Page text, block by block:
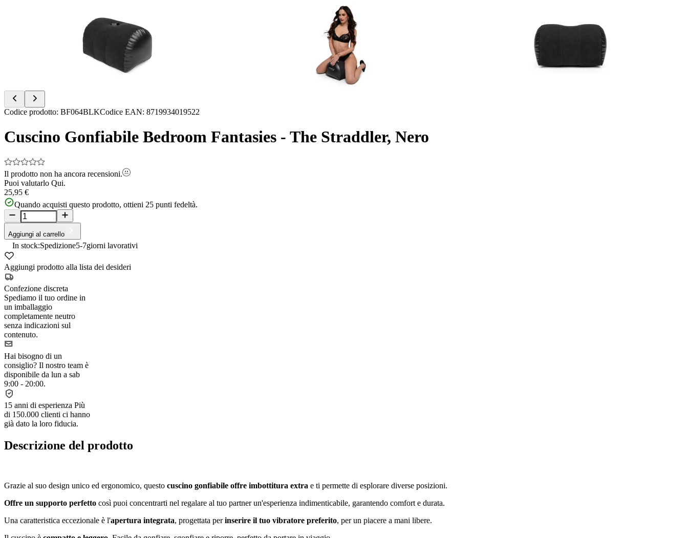
Item
of
9
Codice prodotto: BF064BLKCodice EAN: 8719934019522
Cuscino Gonfiabile Bedroom Fantasies - The Straddler, Nero
Il prodotto non ha ancora recensioni.
Puoi valutarlo Qui.
25,95 €
Quando acquisti questo prodotto, ottieni 25 punti fedeltà.
Aggiungi al carrello
In stock:Spedizione5-7giorni lavorativi
Aggiungi prodotto alla lista dei desideri
Confezione discreta
Spediamo il tuo ordine in
un imballaggio
completamente neutro
senza indicazioni sul
contenuto.
Hai bisogno di un
consiglio? Il nostro team è
disponibile da lun a sab
9:00 - 20:00.
15 anni di esperienza Più
di 150.000 clienti ci hanno
già dato la loro fiducia.
Descrizione del prodotto
Grazie al suo design unico ed ergonomico, questo cuscino gonfiabile offre imbottitura extra e ti permette di esplorare diverse posizioni.
Offre un supporto perfetto così puoi concentrarti nel regalare al tuo partner un'esperienza indimenticabile, garantendo comfort e durata.
Una caratteristica eccezionale è l'apertura integrata, progettata perinserire il tuo vibratore preferito, per un piacere a mani libere.